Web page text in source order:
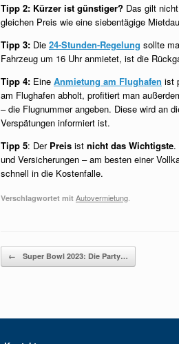
Tipp 2: Kürzer ist günstiger? Das gilt
gleichen Preis wie eine siebentägige
Tipp 3: Die 24-Stunden-Regelung sollte
Fahrzeug um 16 Uhr anmietet, ist die
Tipp 4: Eine Anmietung am Flughafen ist
am Flughafen abholt, profitiert man
– die Flugnummer angeben. Diese wird an
Verspätungen informiert ist.
Tipp 5: Der Preis ist nicht das Wichtigste.
und Versicherungen – am besten einer
schnell in die Kostenfalle.
Verschlagwortet mit Autovermietung
Beitragsnavigation
← Super Bowl 2023: Die Party…